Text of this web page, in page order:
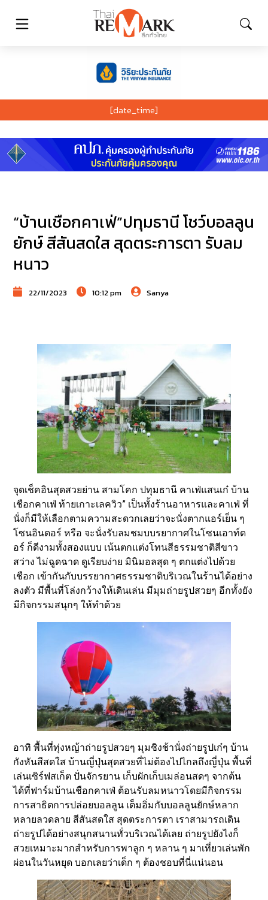
[date_time]
“บ้านเชือกคาเฟ่”ปทุมธานี โชว์บอลลูน
ยักษ์ สีสันสดใส สุดตระการตา รับลม
หนาว
22/11/2023 10:12 pm Sanya
จุดเช็คอินสุดสวยย่าน สามโคก ปทุมธานี คาเฟ่แสนเก๋ บ้าน
เชือกคาเฟ่ ท้ายเกาะเลควิว” เป็นทั้งร้านอาหารและคาเฟ่ ที่
นั่งก็มีให้เลือกตามความสะดวกเลยว่าจะนั่งตากแอร์เย็น ๆ
โซนอินดอร์ หรือ จะนั่งรับลมชมบบรยากาศในโซนเอาท์ด
อร์ ก็ดีงามทั้งสองแบบ เน้นตกแต่งโทนสีธรรมชาติสีขาว
สว่าง ไม่ฉูดฉาด ดูเรียบง่าย มินิมอลสุด ๆ ตกแต่งไปด้วย
เชือก เข้ากันกับบรรยากาศธรรมชาติบริเวณในร้านได้อย่าง
ลงตัว มีพื้นที่โล่งกว้างให้เดินเล่น มีมุมถ่ายรูปสวยๆ อีกทั้งยัง
มีกิจกรรมสนุกๆ ให้ทำด้วย
อาทิ พื้นที่ทุ่งหญ้าถ่ายรูปสวยๆ มุมชิงช้านั่งถ่ายรูปเก๋ๆ บ้าน
กังหันสีสดใส บ้านญี่ปุ่นสุดสวยที่ไม่ต้องไปไกลถึงญี่ปุ่น พื้นที่
เล่นเซิร์ฟสเก็ต ปั่นจักรยาน เก็บผักเก็บเมล่อนสดๆ จากต้น
ได้ที่ฟาร์มบ้านเชือกคาเฟ่ ต้อนรับลมหนาวโดยมีกิจกรรม
การสาธิตการปล่อยบอลลูน เต็มอิ่มกับบอลลูนยักษ์หลาก
หลายลวดลาย สีสันสดใส สุดตระการตา เราสามารถเดิน
ถ่ายรูปได้อย่างสนุกสนานทั่วบริเวณได้เลย ถ่ายรูปยังไงก็
สวยเหมาะมากสำหรับการพาลูก ๆ หลาน ๆ มาเที่ยวเล่นพัก
ผ่อนในวันหยุด บอกเลยว่าเด็ก ๆ ต้องชอบที่นี่แน่นอน